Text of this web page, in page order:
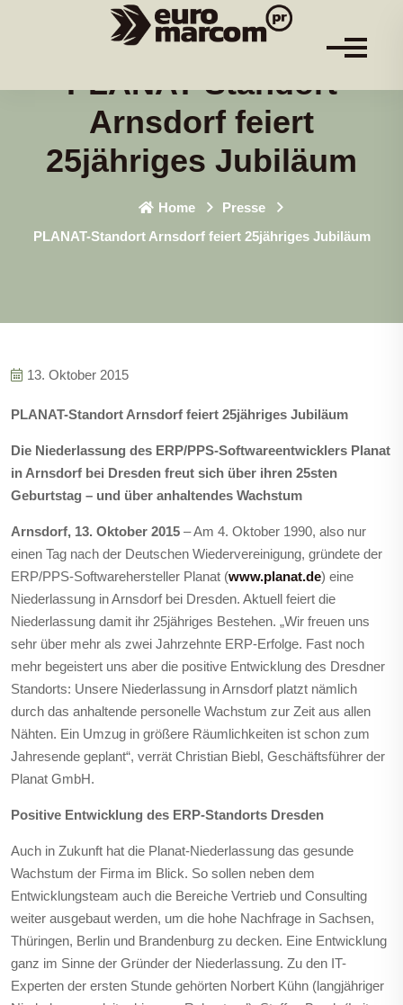
PLANAT-Standort
Arnsdorf feiert
25jähriges Jubiläum
Home
Presse
PLANAT-Standort Arnsdorf feiert 25jähriges Jubiläum
13. Oktober 2015
PLANAT-Standort Arnsdorf feiert 25jähriges Jubiläum
Die Niederlassung des ERP/PPS-Softwareentwicklers Planat
in Arnsdorf bei Dresden freut sich über ihren 25sten
Geburtstag – und über anhaltendes Wachstum
Arnsdorf, 13. Oktober 2015 – Am 4. Oktober 1990, also nur
einen Tag nach der Deutschen Wiedervereinigung, gründete der
ERP/PPS-Softwarehersteller Planat (www.planat.de) eine
Niederlassung in Arnsdorf bei Dresden. Aktuell feiert die
Niederlassung damit ihr 25jähriges Bestehen. „Wir freuen uns
sehr über mehr als zwei Jahrzehnte ERP-Erfolge. Fast noch
mehr begeistert uns aber die positive Entwicklung des Dresdner
Standorts: Unsere Niederlassung in Arnsdorf platzt nämlich
durch das anhaltende personelle Wachstum zur Zeit aus allen
Nähten. Ein Umzug in größere Räumlichkeiten ist schon zum
Jahresende geplant“, verrät Christian Biebl, Geschäftsführer der
Planat GmbH.
Positive Entwicklung des ERP-Standorts Dresden
Auch in Zukunft hat die Planat-Niederlassung das gesunde
Wachstum der Firma im Blick. So sollen neben dem
Entwicklungsteam auch die Bereiche Vertrieb und Consulting
weiter ausgebaut werden, um die hohe Nachfrage in Sachsen,
Thüringen, Berlin und Brandenburg zu decken. Eine Entwicklung
ganz im Sinne der Gründer der Niederlassung. Zu den IT-
Experten der ersten Stunde gehörten Norbert Kühn (langjähriger